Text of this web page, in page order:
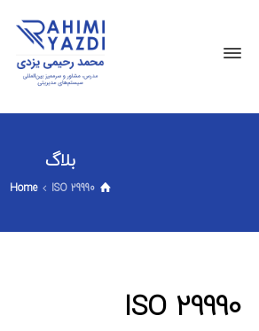
بلاگ
Home ISO 29990
ISO 29990